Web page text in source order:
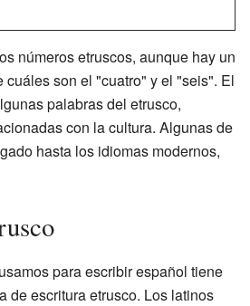
números etruscos, aunque hay un
cuáles son el "cuatro" y el "seis". El
palabras del etrusco,
con la cultura. Algunas de
hasta los idiomas modernos,
para escribir español tiene
de escritura etrusco. Los latinos